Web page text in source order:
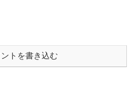
ントを書き込む